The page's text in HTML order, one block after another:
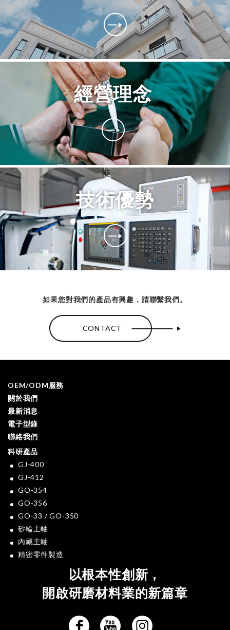
經營理念
技術優勢
如果您對我們的產品有興趣，請聯繫我們。
CONTACT
OEM/ODM服務
關於我們
最新消息
電子型錄
聯絡我們
科研產品
GJ-400
GJ-412
GO-354
GO-356
GO-33 / GO-350
砂輪主軸
內藏主軸
精密零件製造
以根本性創新，
開啟研磨材料業的新篇章